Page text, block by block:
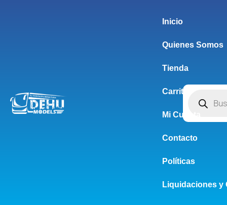
Inicio
Quienes Somos
Tienda
Carrito
Mi Cuenta
Contacto
Políticas
Liquidaciones y